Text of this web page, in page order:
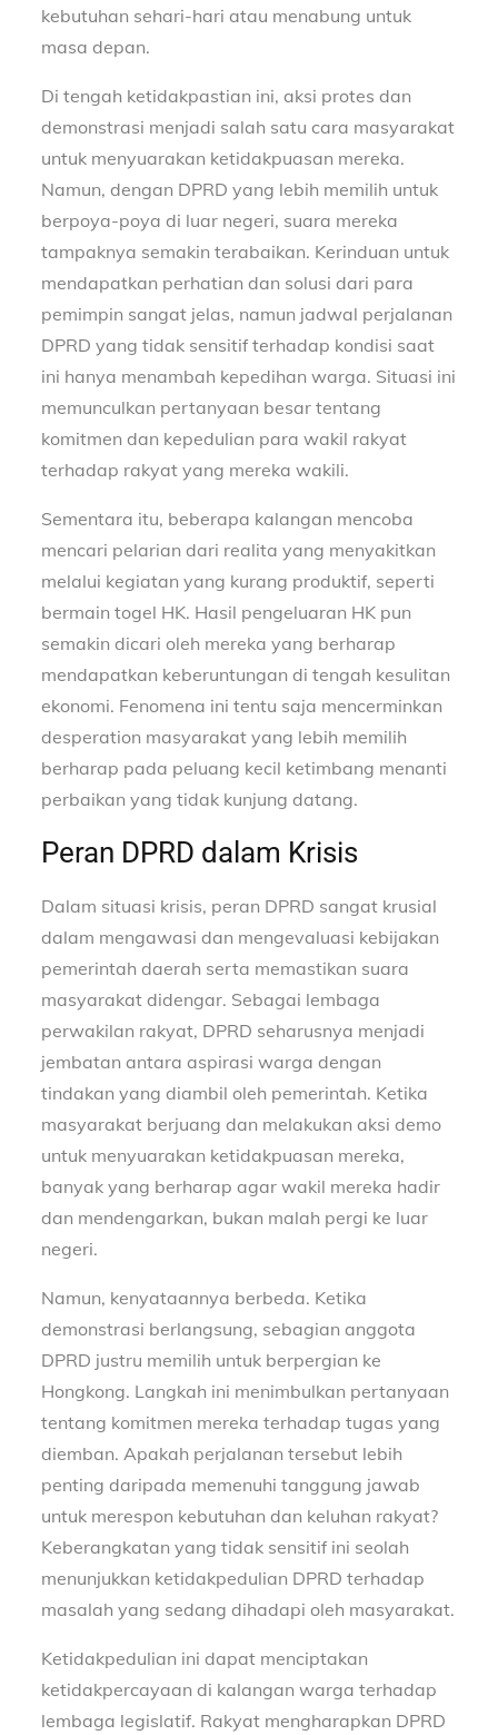
kebutuhan sehari-hari atau menabung untuk
masa depan.
Di tengah ketidakpastian ini, aksi protes dan
demonstrasi menjadi salah satu cara masyarakat
untuk menyuarakan ketidakpuasan mereka.
Namun, dengan DPRD yang lebih memilih untuk
berpoya-poya di luar negeri, suara mereka
tampaknya semakin terabaikan. Kerinduan untuk
mendapatkan perhatian dan solusi dari para
pemimpin sangat jelas, namun jadwal perjalanan
DPRD yang tidak sensitif terhadap kondisi saat
ini hanya menambah kepedihan warga. Situasi ini
memunculkan pertanyaan besar tentang
komitmen dan kepedulian para wakil rakyat
terhadap rakyat yang mereka wakili.
Sementara itu, beberapa kalangan mencoba
mencari pelarian dari realita yang menyakitkan
melalui kegiatan yang kurang produktif, seperti
bermain togel HK. Hasil pengeluaran HK pun
semakin dicari oleh mereka yang berharap
mendapatkan keberuntungan di tengah kesulitan
ekonomi. Fenomena ini tentu saja mencerminkan
desperation masyarakat yang lebih memilih
berharap pada peluang kecil ketimbang menanti
perbaikan yang tidak kunjung datang.
Peran DPRD dalam Krisis
Dalam situasi krisis, peran DPRD sangat krusial
dalam mengawasi dan mengevaluasi kebijakan
pemerintah daerah serta memastikan suara
masyarakat didengar. Sebagai lembaga
perwakilan rakyat, DPRD seharusnya menjadi
jembatan antara aspirasi warga dengan
tindakan yang diambil oleh pemerintah. Ketika
masyarakat berjuang dan melakukan aksi demo
untuk menyuarakan ketidakpuasan mereka,
banyak yang berharap agar wakil mereka hadir
dan mendengarkan, bukan malah pergi ke luar
negeri.
Namun, kenyataannya berbeda. Ketika
demonstrasi berlangsung, sebagian anggota
DPRD justru memilih untuk berpergian ke
Hongkong. Langkah ini menimbulkan pertanyaan
tentang komitmen mereka terhadap tugas yang
diemban. Apakah perjalanan tersebut lebih
penting daripada memenuhi tanggung jawab
untuk merespon kebutuhan dan keluhan rakyat?
Keberangkatan yang tidak sensitif ini seolah
menunjukkan ketidakpedulian DPRD terhadap
masalah yang sedang dihadapi oleh masyarakat.
Ketidakpedulian ini dapat menciptakan
ketidakpercayaan di kalangan warga terhadap
lembaga legislatif. Rakyat mengharapkan DPRD